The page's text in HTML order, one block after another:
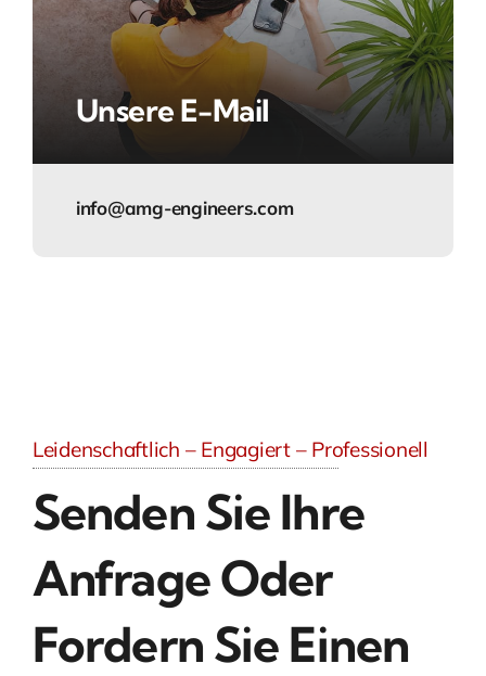
Unsere E-Mail
info@amg-engineers.com
Leidenschaftlich – Engagiert – Professionell
Senden Sie Ihre
Anfrage Oder
Fordern Sie Einen